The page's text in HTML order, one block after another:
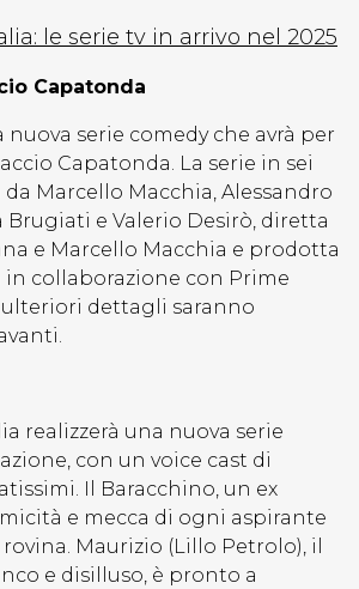
le serie tv in arrivo nel 2025
Capatonda
serie comedy che avrà per
Capatonda. La serie in sei
Marcello Macchia, Alessandro
Brugiati e Valerio Desirò, diretta
e Marcello Macchia e prodotta
in collaborazione con Prime
dettagli saranno
realizzerà una nuova serie
con un voice cast di
Il Baracchino, un ex
e mecca di ogni aspirante
Maurizio (Lillo Petrolo), il
e disilluso, è pronto a